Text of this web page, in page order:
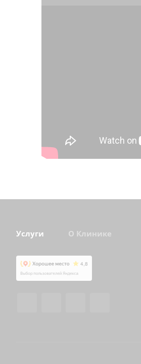
Услуги О Клинике